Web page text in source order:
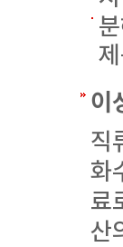
이
직
화
료
산